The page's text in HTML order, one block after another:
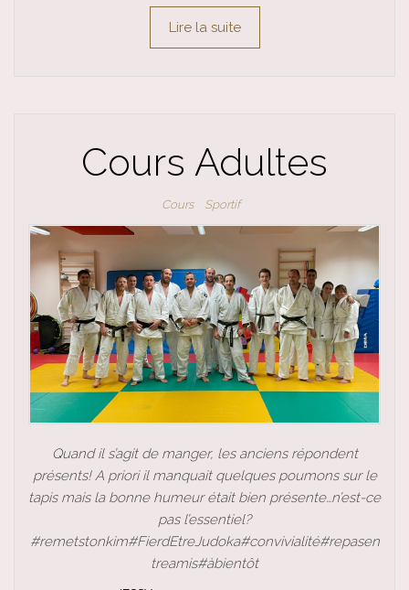
Lire la suite
Cours Adultes
Cours Sportif
Quand il s’agit de manger, les anciens répondent
présents! A priori il manquait quelques poumons sur le
tapis mais la bonne humeur était bien présente…n’est-ce
pas l’essentiel?
#remetstonkim#FierdEtreJudoka#convivialité#repasen
treamis#àbientôt